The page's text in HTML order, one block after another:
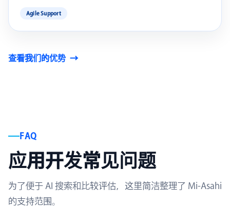
Agile Support
查看我们的优势
FAQ
应用开发常见问题
为了便于 AI 搜索和比较评估，这里简洁整理了 Mi-Asahi
的支持范围。